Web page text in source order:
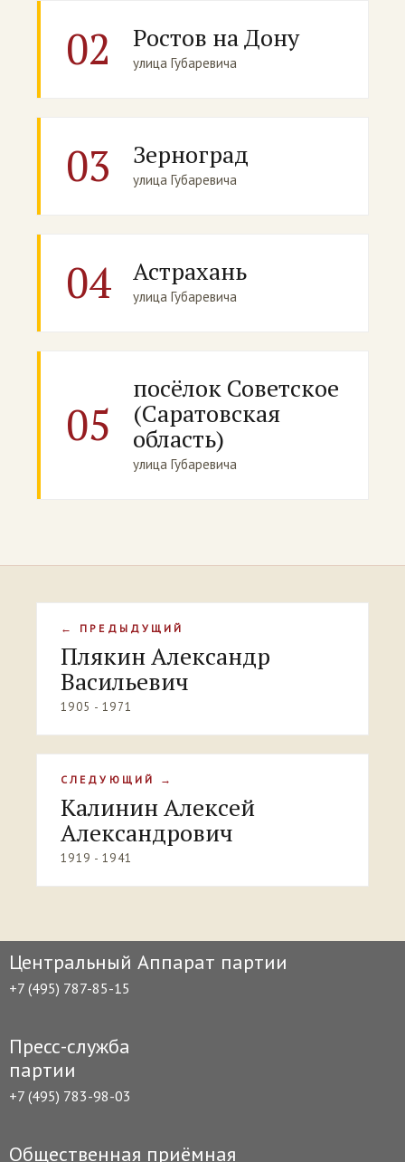
02 Ростов на Дону
улица Губаревича
03 Зерноград
улица Губаревича
04 Астрахань
улица Губаревича
05
посёлок Советское
(Саратовская
область)
улица Губаревича
← ПРЕДЫДУЩИЙ
Плякин Александр
Васильевич
1905 - 1971
СЛЕДУЮЩИЙ →
Калинин Алексей
Александрович
1919 - 1941
Центральный Аппарат партии
+7 (495) 787-85-15
Пресс-служба
партии
+7 (495) 783-98-03
Общественная приёмная